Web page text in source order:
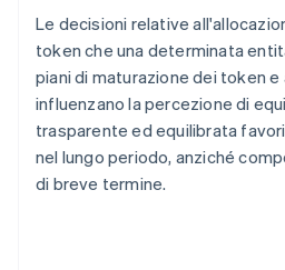
Le decisioni relative
token che una determinata
piani di maturazione dei token
influenzano la percezione di
trasparente ed equilibrata
nel lungo periodo, anziché
di breve termine.